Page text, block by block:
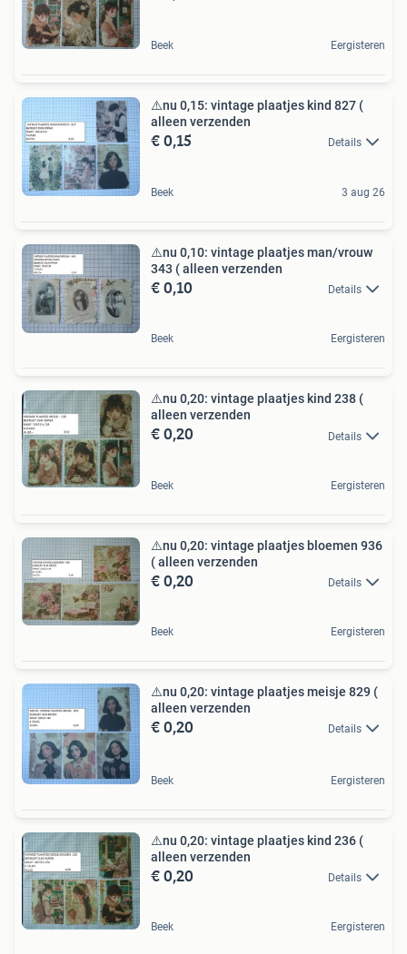
Beek Eergisteren
⚠️nu 0,15: vintage plaatjes kind 827 (
alleen verzenden
€ 0,15 Details
Beek 3 aug 26
⚠️nu 0,10: vintage plaatjes man/vrouw
343 ( alleen verzenden
€ 0,10 Details
Beek Eergisteren
⚠️nu 0,20: vintage plaatjes kind 238 (
alleen verzenden
€ 0,20 Details
Beek Eergisteren
⚠️nu 0,20: vintage plaatjes bloemen 936
( alleen verzenden
€ 0,20 Details
Beek Eergisteren
⚠️nu 0,20: vintage plaatjes meisje 829 (
alleen verzenden
€ 0,20 Details
Beek Eergisteren
⚠️nu 0,20: vintage plaatjes kind 236 (
alleen verzenden
€ 0,20 Details
Beek Eergisteren